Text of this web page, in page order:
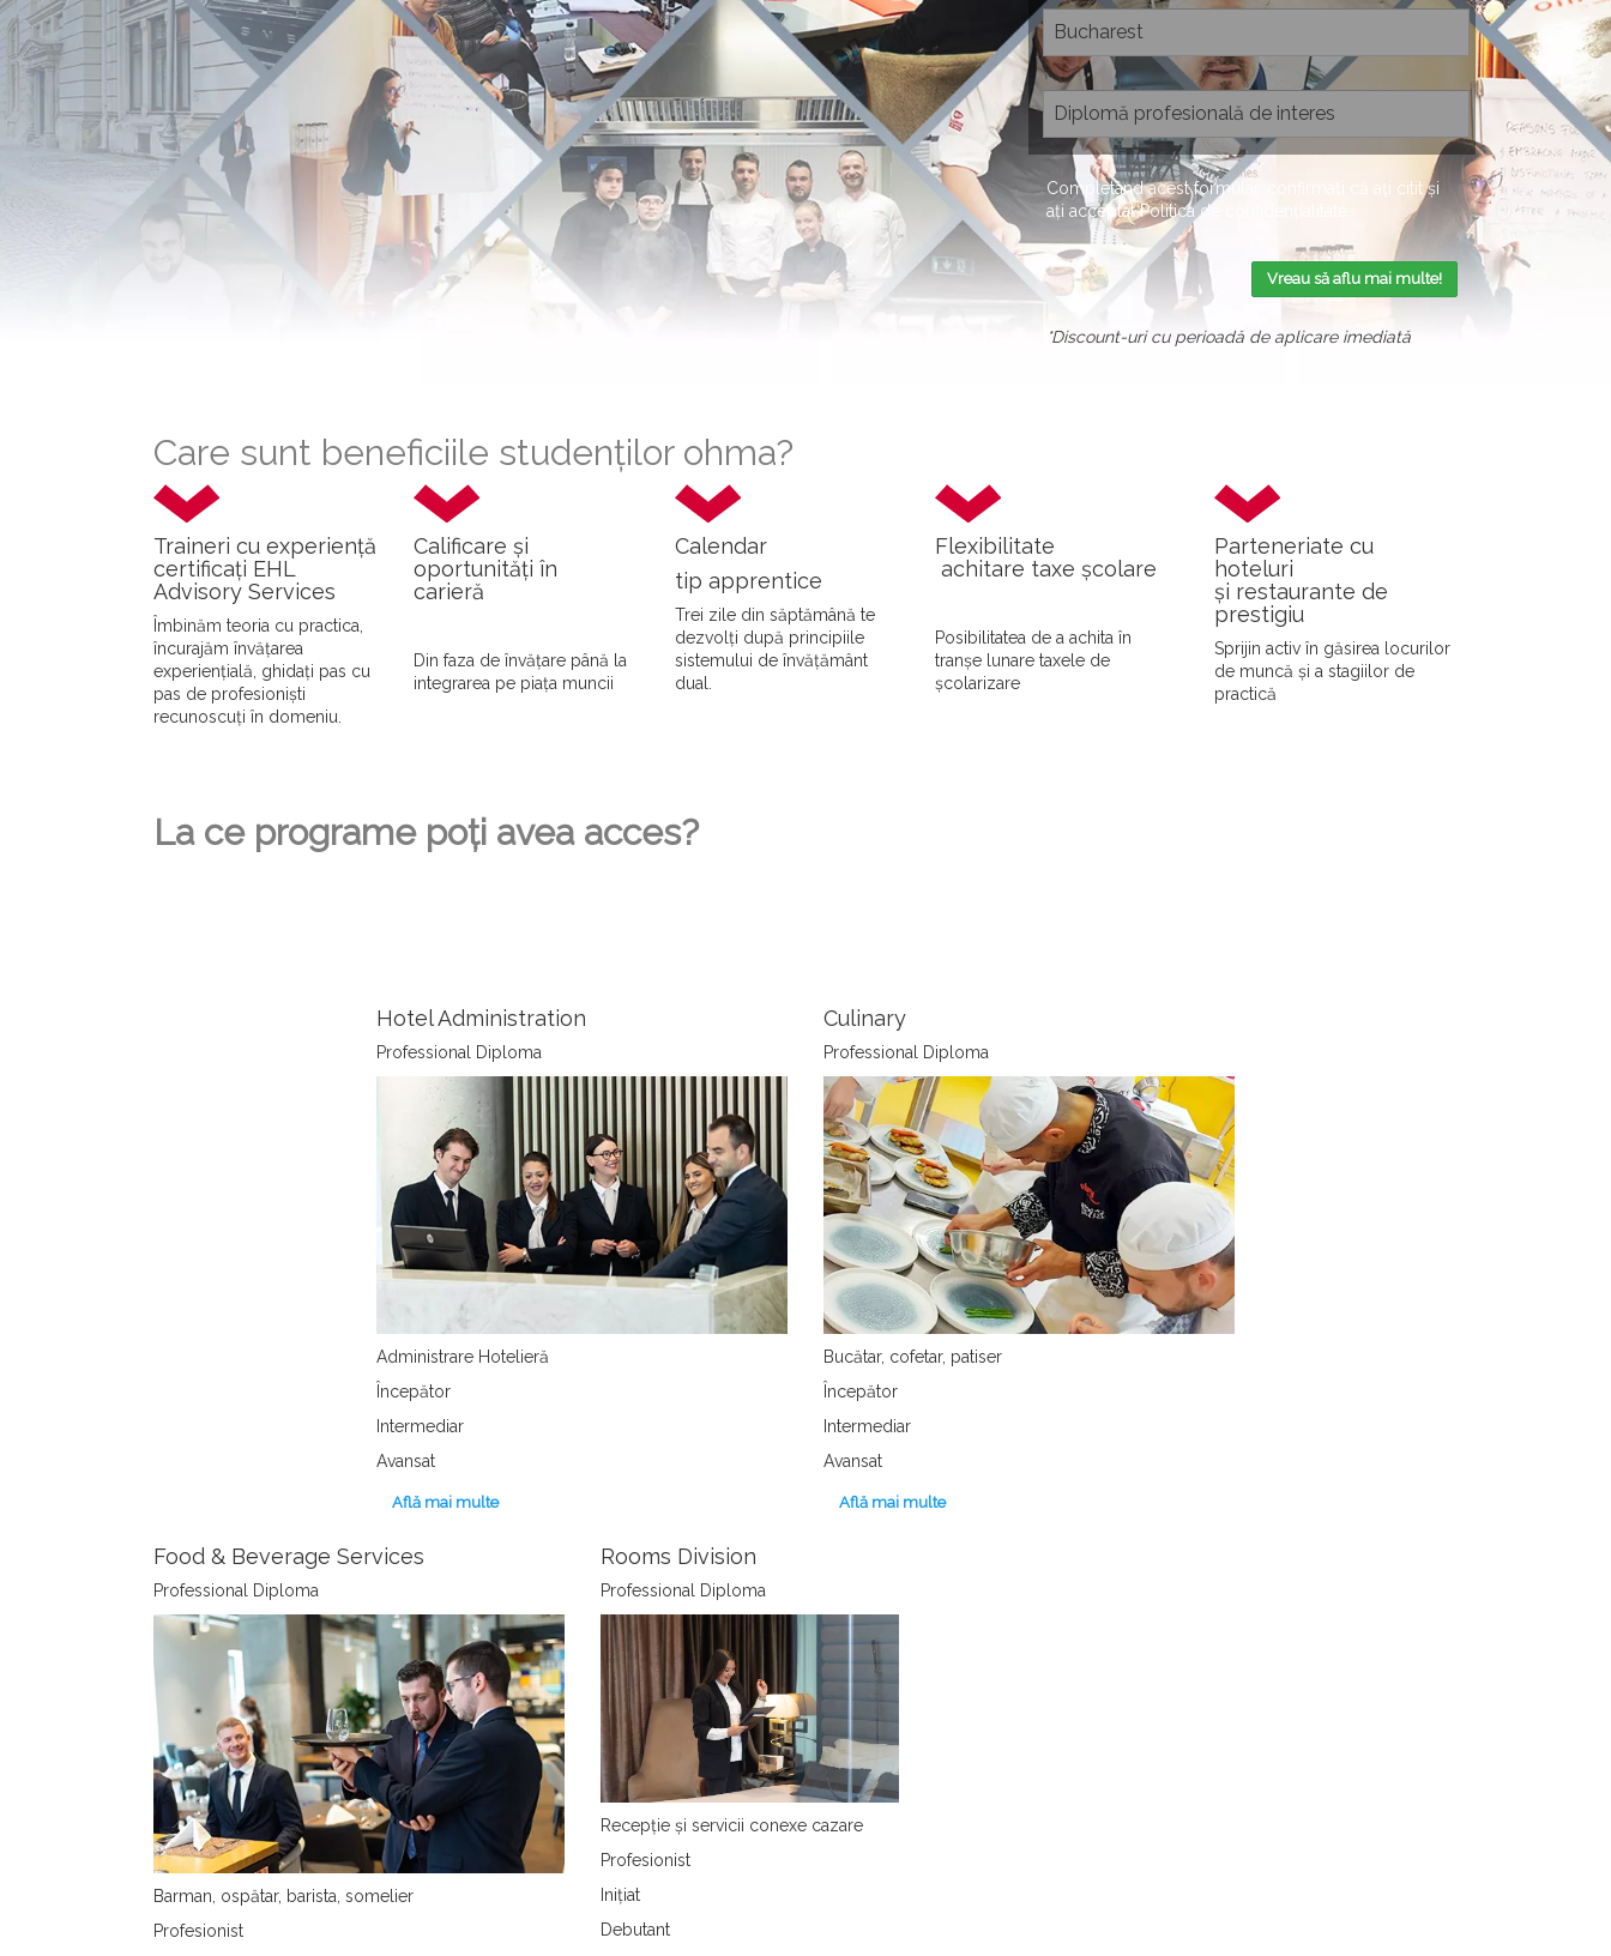
Completând acest formular, confirmați că ați citit și
ați acceptatPolitica de confidențialitate
Vreau să aflu mai multe!
*Discount-uri cu perioadă de aplicare imediată
Care sunt beneficiile studenților ohma?
Traineri cu experiență
certificați EHL
Advisory Services
Îmbinăm teoria cu practica,
încurajăm învățarea
experiențială, ghidați pas cu
pas de profesioniști
recunoscuți în domeniu.
Calificare și
oportunități în
carieră
Din faza de învățare până la
integrarea pe piața muncii
Calendar
tip apprentice
Trei zile din săptămână te
dezvolți după principiile
sistemului de învățământ
dual.
Flexibilitate
achitare taxe școlare
Posibilitatea de a achita în
tranșe lunare taxele de
școlarizare
Parteneriate cu
hoteluri
și restaurante de
prestigiu
Sprijin activ în găsirea locurilor
de muncă și a stagiilor de
practică
La ce programe poți avea acces?
Hotel Administration
Professional Diploma
Administrare Hotelieră
Începător
Intermediar
Avansat
Află mai multe
Culinary
Professional Diploma
Bucătar, cofetar, patiser
Începător
Intermediar
Avansat
Află mai multe
Food & Beverage Services
Professional Diploma
Barman, ospătar, barista, somelier
Profesionist
Rooms Division
Professional Diploma
Recepție și servicii conexe cazare
Profesionist
Inițiat
Debutant